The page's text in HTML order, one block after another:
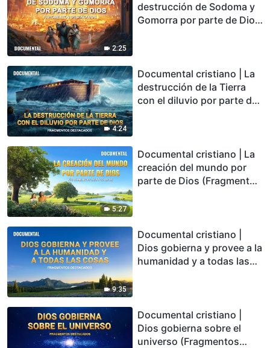
2:25
destrucción de Sodoma y
Gomorra por parte de Dios
4:24
Documental cristiano | La
destrucción de la Tierra
con el diluvio por parte de
5:27
Documental cristiano | La
creación del mundo por
parte de Dios (Fragmentos
9:35
Documental cristiano |
Dios gobierna y provee a la
humanidad y a todas las
Documental cristiano |
Dios gobierna sobre el
universo (Fragmentos